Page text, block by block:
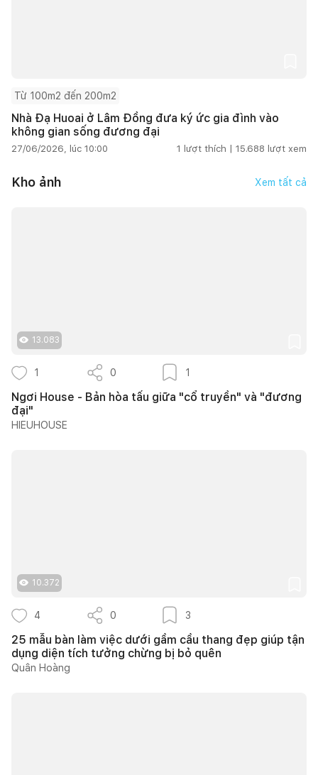
Từ 100m2 đến 200m2
Nhà Đạ Huoai ở Lâm Đồng đưa ký ức gia đình vào
không gian sống đương đại
27/06/2026, lúc 10:00 1 lượt thích | 15.688 lượt xem
Kho ảnh Xem tất cả
13.083
1 0 1
Ngơi House - Bản hòa tấu giữa "cổ truyền" và "đương
đại"
HIEUHOUSE
10.372
4 0 3
25 mẫu bàn làm việc dưới gầm cầu thang đẹp giúp tận
dụng diện tích tưởng chừng bị bỏ quên
Quân Hoàng